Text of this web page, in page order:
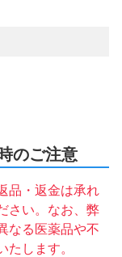
のご注意
品・返金は承れ
さい。なお、弊
なる医薬品や不
たします。